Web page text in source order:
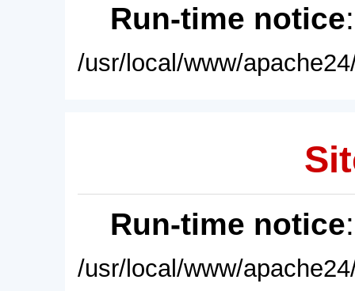
Run-time notice
/usr/local/www/
Run-time notice
/usr/local/www/